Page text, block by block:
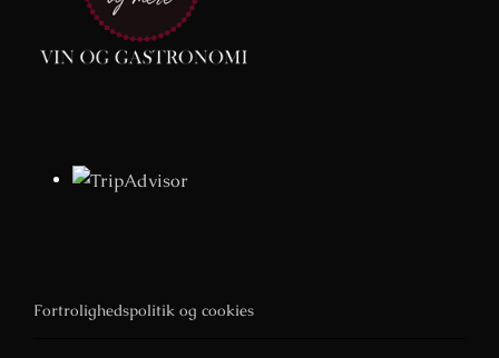
Fortrolighedspolitik og cookies